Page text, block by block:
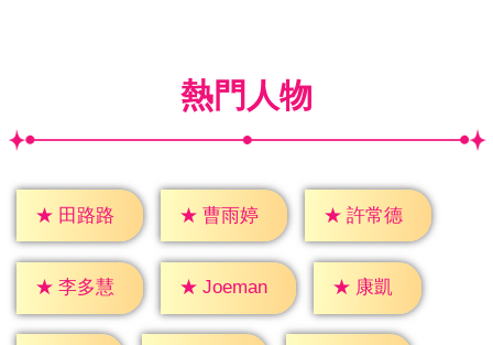
熱門人物
★ 田路路 ★ 曹雨婷 ★ 許常德
★ 李多慧 ★ Joeman ★ 康凱